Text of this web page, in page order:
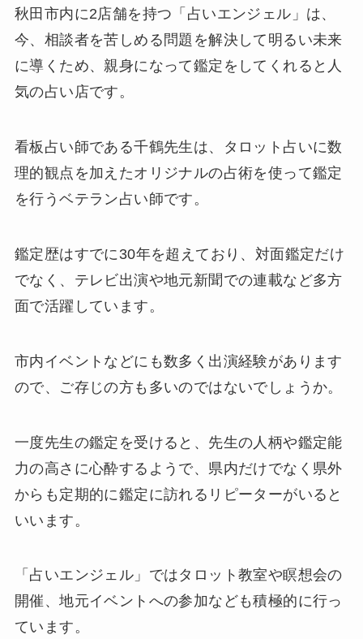
秋田市内に2店舗を持つ「占いエンジェル」は、
今、相談者を苦しめる問題を解決して明るい未来
に導くため、親身になって鑑定をしてくれると人
気の占い店です。
看板占い師である千鶴先生は、タロット占いに数
理的観点を加えたオリジナルの占術を使って鑑定
を行うベテラン占い師です。
鑑定歴はすでに30年を超えており、対面鑑定だけ
でなく、テレビ出演や地元新聞での連載など多方
面で活躍しています。
市内イベントなどにも数多く出演経験があります
ので、ご存じの方も多いのではないでしょうか。
一度先生の鑑定を受けると、先生の人柄や鑑定能
力の高さに心酔するようで、県内だけでなく県外
からも定期的に鑑定に訪れるリピーターがいると
いいます。
「占いエンジェル」ではタロット教室や瞑想会の
開催、地元イベントへの参加なども積極的に行っ
ています。